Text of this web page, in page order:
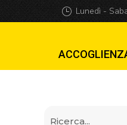
Copri-Lunedì -